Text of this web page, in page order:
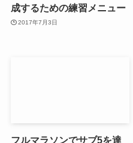
成するための練習メニュー
2017年7月3日
フルマラソンでサブ5を達